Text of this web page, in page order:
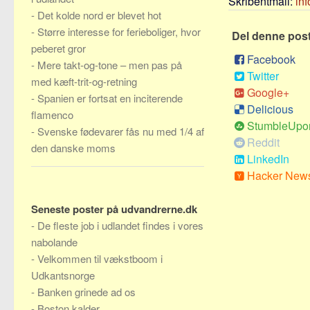
Del denne
Facebook
Twitter
Google+
Delicious
Reddit
LinkedIn
Hacker
- Det kolde nord er blevet hot
- Større interesse for ferieboliger, hvor
peberet gror
- Mere takt-og-tone – men pas på
med kæft-trit-og-retning
- Spanien er fortsat en inciterende
flamenco
- Svenske fødevarer fås nu med 1/4 af
den danske moms
Seneste poster på udvandrerne.dk
- De fleste job i udlandet findes i vores
nabolande
-Velkommen til vækstboom i
Udkantsnorge
- Banken grinede ad os